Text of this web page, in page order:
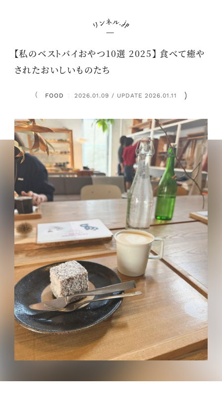
【私のベストバイおやつ10選 2025】 食べて癒や
されたおいしいものたち
FOOD ： 2026.01.09 / UPDATE 2026.01.11